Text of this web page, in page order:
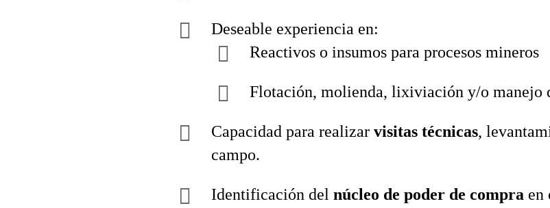
Deseable experiencia en:
Reactivos o insumos para procesos mineros
Flotación, molienda, lixiviación y/o manejo
Capacidad para realizar visitas técnicas,
campo.
Identificación del núcleo de poder de compra en